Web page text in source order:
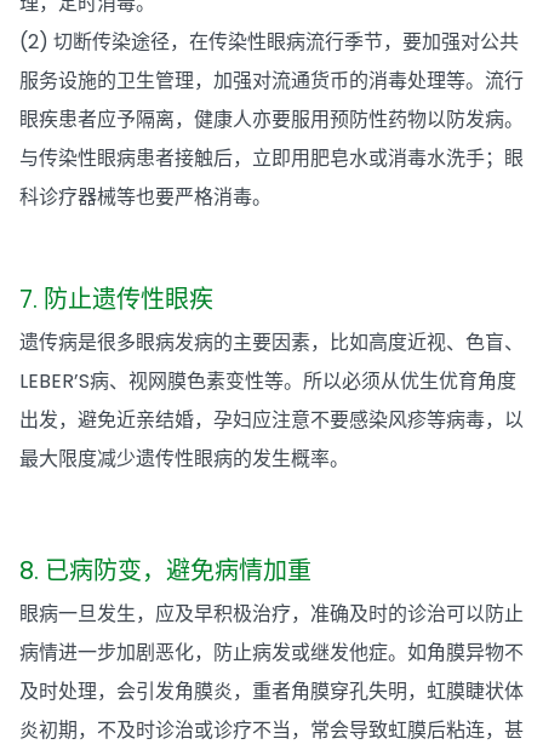
(2) 切断传染途径，在传染性眼病流行季节，要加强对公共
服务设施的卫生管理，加强对流通货币的消毒处理等。流行
眼疾患者应予隔离，健康人亦要服用预防性药物以防发病。
与传染性眼病患者接触后，立即用肥皂水或消毒水洗手；眼
科诊疗器械等也要严格消毒。
7. 防止遗传性眼疾
遗传病是很多眼病发病的主要因素，比如高度近视、色盲、
LEBER’S病、视网膜色素变性等。所以必须从优生优育角度
出发，避免近亲结婚，孕妇应注意不要感染风疹等病毒，以
最大限度减少遗传性眼病的发生概率。
8. 已病防变，避免病情加重
眼病一旦发生，应及早积极治疗，准确及时的诊治可以防止
病情进一步加剧恶化，防止病发或继发他症。如角膜异物不
及时处理，会引发角膜炎，重者角膜穿孔失明，虹膜睫状体
炎初期，不及时诊治或诊疗不当，常会导致虹膜后粘连，甚